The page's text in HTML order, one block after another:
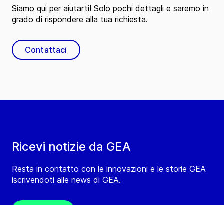
Ricevi notizie da GEA
Resta in contatto con le innovazioni e le storie GEA
iscrivendoti alle news di GEA.
Siamo qui per aiutarti! Solo pochi dettagli e saremo in
grado di rispondere alla tua richiesta.
Contattaci